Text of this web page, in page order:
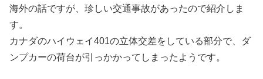
海外の話ですが、珍しい交通事故があったので紹介しま
す。
カナダのハイウェイ401の立体交差をしている部分で、ダ
ンプカーの荷台が引っかかってしまったようです。